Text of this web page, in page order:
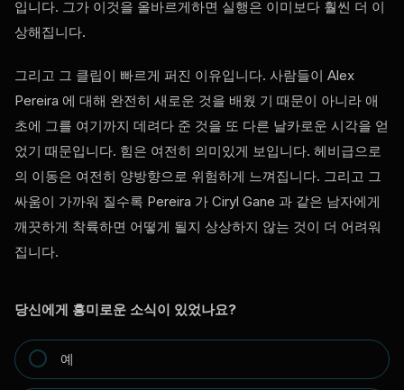
입니다. 그가 이것을 올바르게하면 실행은 이미보다 훨씬 더 이
상해집니다.
그리고 그 클립이 빠르게 퍼진 이유입니다. 사람들이 Alex
Pereira 에 대해 완전히 새로운 것을 배웠 기 때문이 아니라 애
초에 그를 여기까지 데려다 준 것을 또 다른 날카로운 시각을 얻
었기 때문입니다. 힘은 여전히 의미있게 보입니다. 헤비급으로
의 이동은 여전히 양방향으로 위험하게 느껴집니다. 그리고 그
싸움이 가까워 질수록 Pereira 가 Ciryl Gane 과 같은 남자에게
깨끗하게 착륙하면 어떻게 될지 상상하지 않는 것이 더 어려워
집니다.
당신에게 흥미로운 소식이 있었나요?
예